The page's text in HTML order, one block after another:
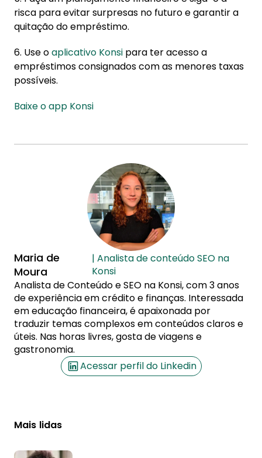
risca para evitar surpresas no futuro e garantir a
quitação do empréstimo.
6. Use oaplicativo Konsi para ter acesso a
empréstimos consignados com as menores taxas
possíveis.
Baixe o app Konsi
Maria de
Moura
| Analista de conteúdo SEO na
Konsi
Analista de Conteúdo e SEO na Konsi, com 3 anos
de experiência em crédito e finanças. Interessada
em educação financeira, é apaixonada por
traduzir temas complexos em conteúdos claros e
úteis. Nas horas livres, gosta de viagens e
gastronomia.
Acessar perfil do Linkedin
Mais lidas